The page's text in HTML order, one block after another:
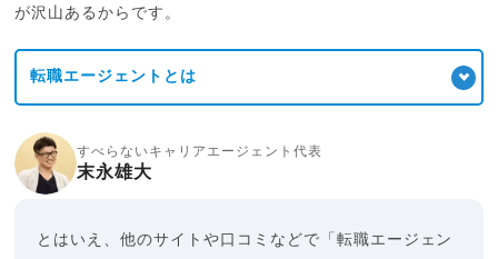
が沢山あるからです。
転職エージェントとは
すべらないキャリアエージェント代表
末永雄大
とはいえ、他のサイトや口コミなどで「転職エージェン